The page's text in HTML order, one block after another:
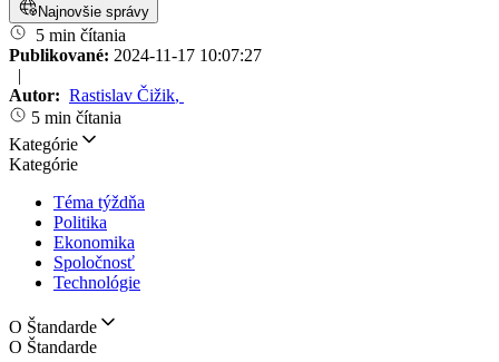
Najnovšie správy
5 min čítania
Publikované: 2024-11-17 10:07:27
|
Autor: Rastislav Čižik,
5 min čítania
Kategórie
Kategórie
Téma týždňa
Politika
Ekonomika
Spoločnosť
Technológie
O Štandarde
O Štandarde